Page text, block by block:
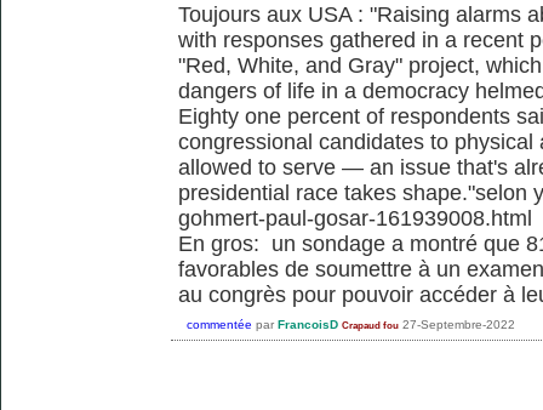
Toujours aux USA : "Raising alarms
with responses gathered in a recent
"Red, White, and Gray" project,
dangers of life in a democracy
Eighty one percent of respondents
congressional candidates to
allowed to serve — an issue that's
presidential race takes shape."selon
gohmert-paul-gosar-161939008.html
En gros: un sondage a montré que
favorables de soumettre à un
au congrès pour pouvoir accéder à
commentée par FrancoisD Crapaud fou 27-Septembre-2022